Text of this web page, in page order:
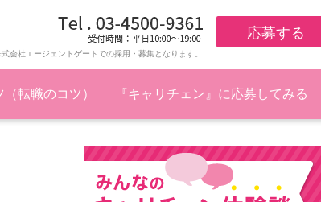
応募する
会社エージェントゲートでの採用・募集となります。
転職のコツ） 『キャリチェン』に応募してみる